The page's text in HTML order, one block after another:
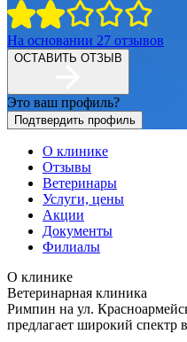
На основании 27 отзывов
ОСТАВИТЬ ОТЗЫВ
Это ваш профиль?
Подтвердить профиль
О клинике
Отзывы
Ветеринары
Услуги, цены
Акции
Документы
Филиалы
О клинике
Ветеринарная клиника
Римпин на ул.
предлагает широкий спектр